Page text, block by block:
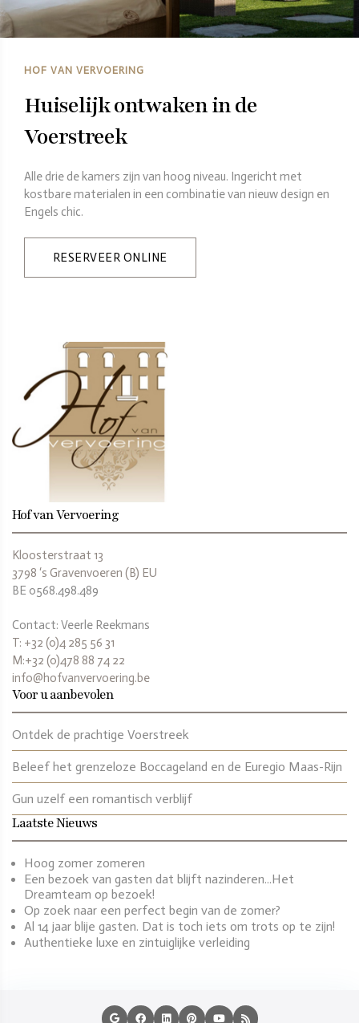
HOF VAN VERVOERING
Huiselijk ontwaken in de
Voerstreek
Alle drie de kamers zijn van hoog niveau. Ingericht met
kostbare materialen in een combinatie van nieuw design en
Engels chic.
RESERVEER ONLINE
Hof van Vervoering
Kloosterstraat 13
3798 ‘s Gravenvoeren (B) EU
BE 0568.498.489
Contact: Veerle Reekmans
T: +32 (0)4 285 56 31
M:+32 (0)478 88 74 22
info@hofvanvervoering.be
Voor u aanbevolen
Ontdek de prachtige Voerstreek
Beleef het grenzeloze Boccageland en de Euregio Maas-Rijn
Gun uzelf een romantisch verblijf
Laatste Nieuws
Hoog zomer zomeren
Een bezoek van gasten dat blijft nazinderen...Het
Dreamteam op bezoek!
Op zoek naar een perfect begin van de zomer?
Al 14 jaar blije gasten. Dat is toch iets om trots op te zijn!
Authentieke luxe en zintuiglijke verleiding